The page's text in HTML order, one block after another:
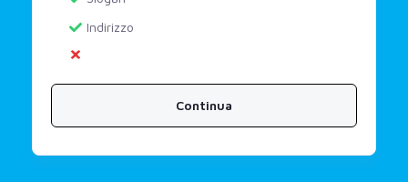
Indirizzo
Continua